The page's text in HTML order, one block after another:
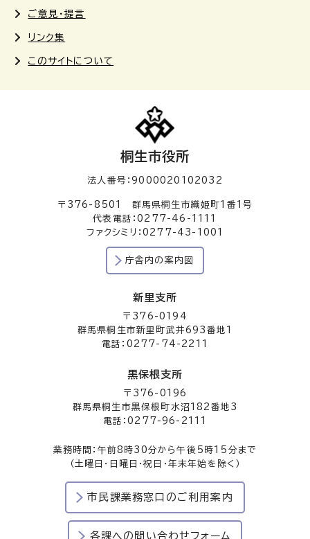
ご意見・提言
リンク集
このサイトについて
桐生市役所
法人番号：9000020102032
〒376-8501 群馬県桐生市織姫町1番1号
代表電話：0277-46-1111
ファクシミリ：0277-43-1001
庁舎内の案内図
新里支所
〒376-0194
群馬県桐生市新里町武井693番地1
電話：0277-74-2211
黒保根支所
〒376-0196
群馬県桐生市黒保根町水沼182番地3
電話：0277-96-2111
業務時間：午前8時30分から午後5時15分まで
（土曜日・日曜日・祝日・年末年始を除く）
市民課業務窓口のご利用案内
各課への問い合わせフォーム